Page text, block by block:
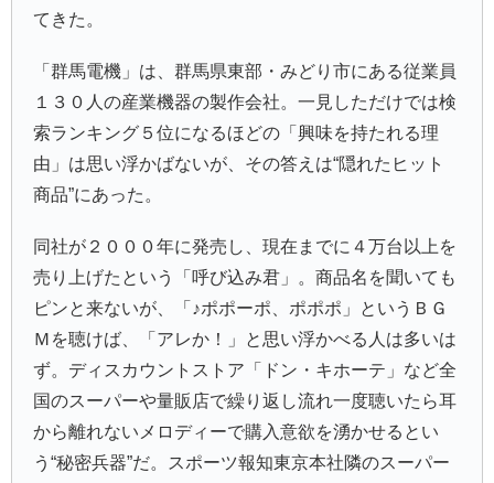
てきた。
「群馬電機」は、群馬県東部・みどり市にある従業員
１３０人の産業機器の製作会社。一見しただけでは検
索ランキング５位になるほどの「興味を持たれる理
由」は思い浮かばないが、その答えは“隠れたヒット
商品”にあった。
同社が２０００年に発売し、現在までに４万台以上を
売り上げたという「呼び込み君」。商品名を聞いても
ピンと来ないが、「♪ポポーポ、ポポポ」というＢＧ
Ｍを聴けば、「アレか！」と思い浮かべる人は多いは
ず。ディスカウントストア「ドン・キホーテ」など全
国のスーパーや量販店で繰り返し流れ一度聴いたら耳
から離れないメロディーで購入意欲を湧かせるとい
う“秘密兵器”だ。スポーツ報知東京本社隣のスーパー